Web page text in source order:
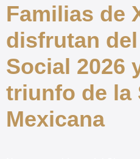
Familias de
disfrutan
Social 2026
triunfo de la
Mexicana